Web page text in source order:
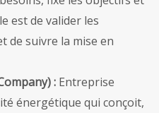
est de valider les
de suivre la mise en
: Entreprise
énergétique qui conçoit,